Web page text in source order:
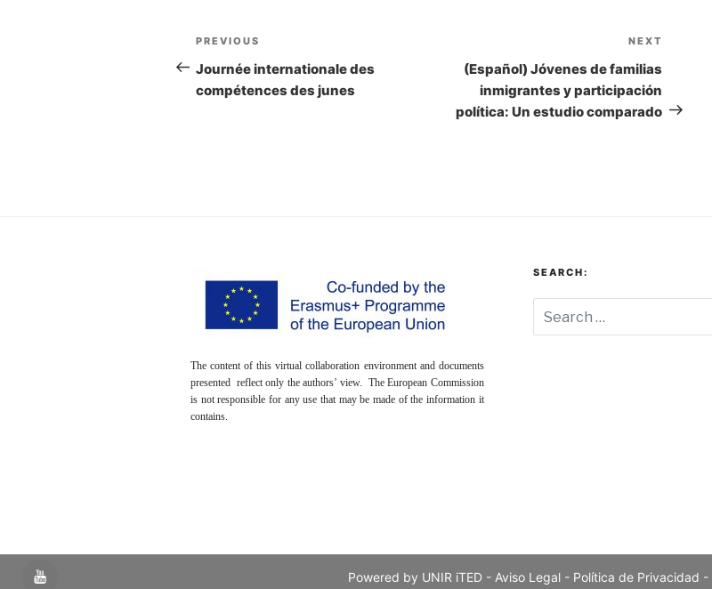
Post
navigation
Previous
Post
PREVIOUS
Journée internationale des
compétences des junes
NEXT
(Español) Jóvenes de familias
inmigrantes y participación
política: Un estudio comparado
The content of this virtual collaboration environment and documents
presented reflect only the authors’ view. The European Commission
is not responsible for any use that may be made of the information it
contains.
SEARCH:
YouTube Powered by UNIR iTED - Aviso Legal - Política de Privacidad -